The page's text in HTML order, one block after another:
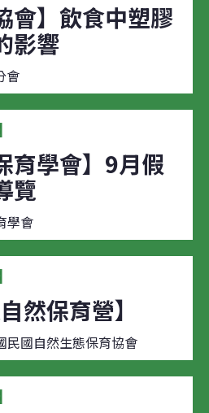
會】飲食中塑膠
影響
會
育學會】9月假
覽
學會
然保育營】
民國自然生態保育協會